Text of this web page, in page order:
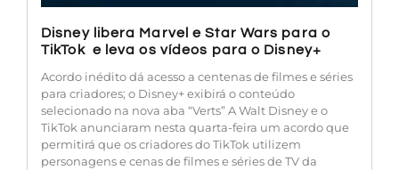
Disney libera Marvel e Star Wars para o
TikTok e leva os vídeos para o Disney+
Acordo inédito dá acesso a centenas de filmes e séries
para criadores; o Disney+ exibirá o conteúdo
selecionado na nova aba “Verts” A Walt Disney e o
TikTok anunciaram nesta quarta-feira um acordo que
permitirá que os criadores do TikTok utilizem
personagens e cenas de filmes e séries de TV da